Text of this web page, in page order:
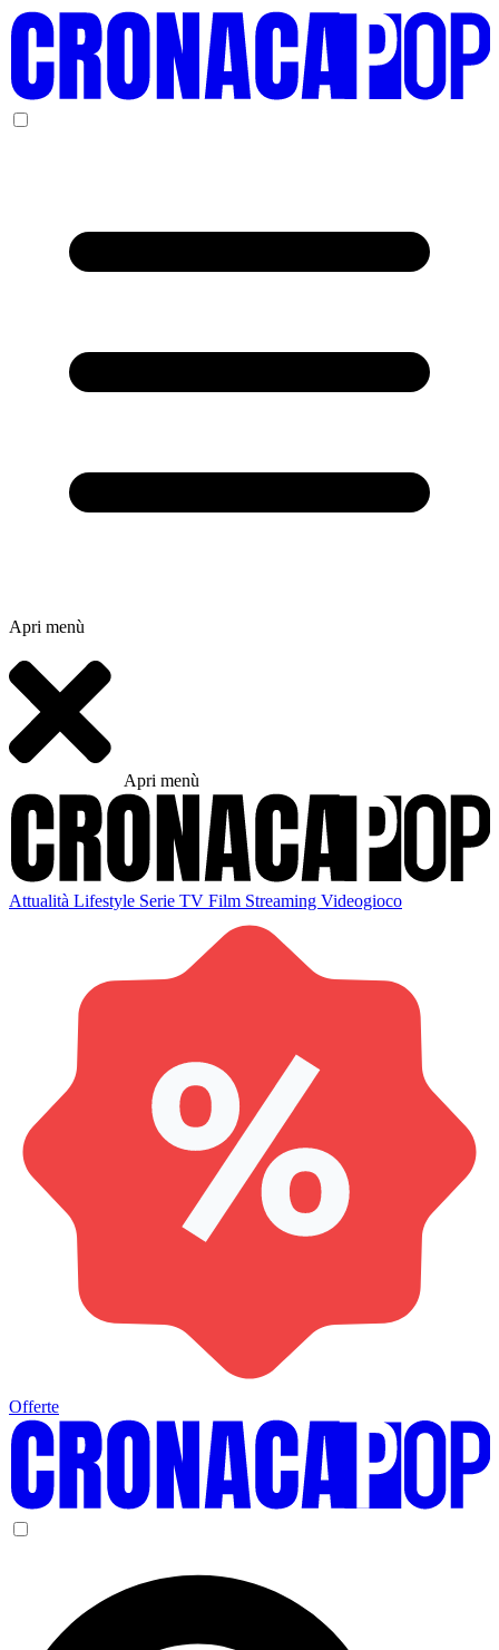
Apri menù
Apri menù
Attualità Lifestyle Serie TV Film Streaming Videogioco
Offerte